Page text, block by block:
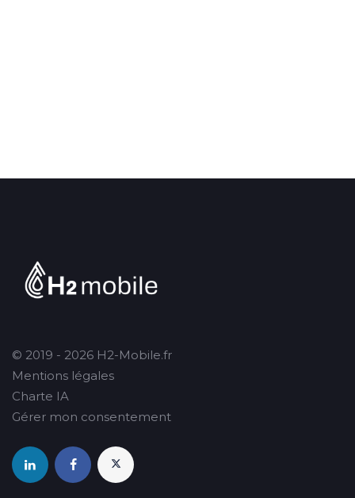
© 2019 - 2026 H2-Mobile.fr
Mentions légales
Charte IA
Gérer mon consentement